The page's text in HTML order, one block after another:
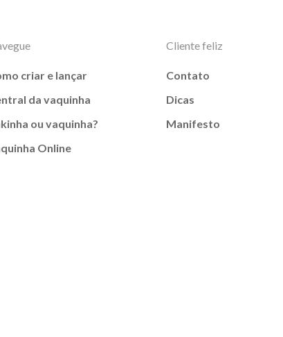
criar e lançar
da vaquinha
ou vaquinha?
Online
Cliente feliz
Contato
Dicas
Manifesto